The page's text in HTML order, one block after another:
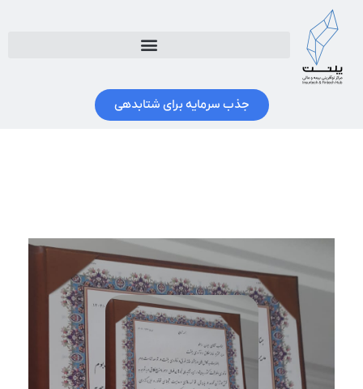
جذب سرمایه برای شتابدهی